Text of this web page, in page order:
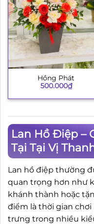
Hồng Phát
500.000₫
Lan Hồ Điệp –
Tại Tại Vị
Lan hồ điệp thường
quan trọng hơn như
khánh thành hoặc
điểm là thời gian chơi
trưng trong nhiều